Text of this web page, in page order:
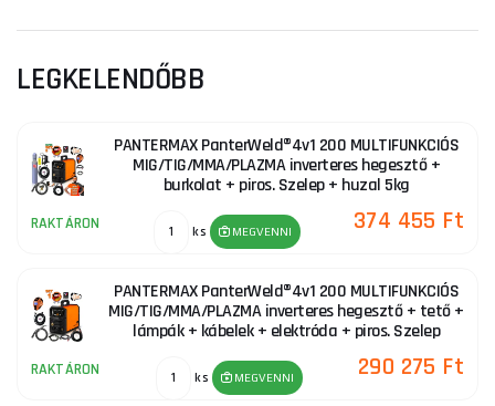
LEGKELENDŐBB
PANTERMAX PanterWeld®4v1 200 MULTIFUNKCIÓS
MIG/TIG/MMA/PLAZMA inverteres hegesztő +
burkolat + piros. Szelep + huzal 5kg
RAKTÁRON ks MEGVENNI 374 455 Ft
PANTERMAX PanterWeld®4v1 200 MULTIFUNKCIÓS
MIG/TIG/MMA/PLAZMA inverteres hegesztő + tető +
lámpák + kábelek + elektróda + piros. Szelep
RAKTÁRON ks MEGVENNI 290 275 Ft